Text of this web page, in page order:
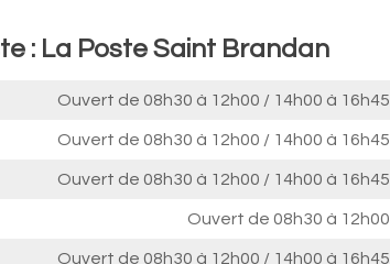
: La Poste Saint Brandan
Ouvert de 08h30 à 12h00 / 14h00 à 16h45
Ouvert de 08h30 à 12h00 / 14h00 à 16h45
Ouvert de 08h30 à 12h00 / 14h00 à 16h45
Ouvert de 08h30 à 12h00
Ouvert de 08h30 à 12h00 / 14h00 à 16h45